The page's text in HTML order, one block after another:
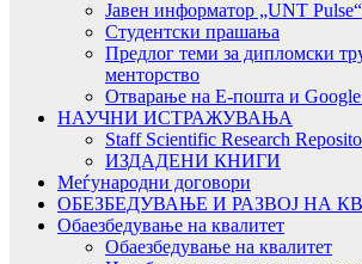
Јавен информатор „UNT Pulse“
Студентски прашања
Предлог теми за дипломски
менторство
Отварање на Е-пошта и Google
НАУЧНИ ИСТРАЖУВАЊА
Staff Scientific Research
ИЗДАДЕНИ КНИГИ
Меѓународни договори
ОБЕЗБЕДУВАЊЕ И РАЗВОЈ НА
Обаезбедување на квалитет
Обаезбедување на квалитет